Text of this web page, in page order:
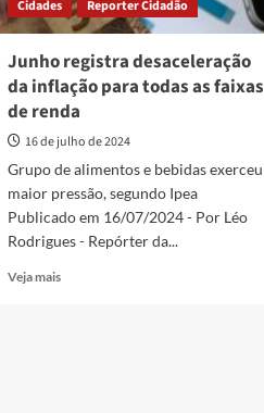
Cidades Reporter Cidadão
Junho registra desaceleração
da inflação para todas as faixas
de renda
16 de julho de 2024
Grupo de alimentos e bebidas exerceu
maior pressão, segundo Ipea
Publicado em 16/07/2024 - Por Léo
Rodrigues - Repórter da...
Veja maisRead